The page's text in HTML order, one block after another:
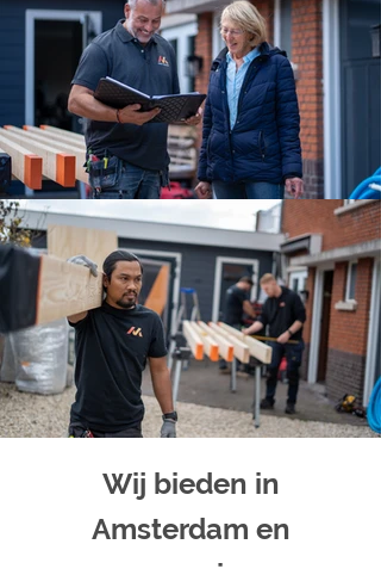
Wij bieden in
Amsterdam en